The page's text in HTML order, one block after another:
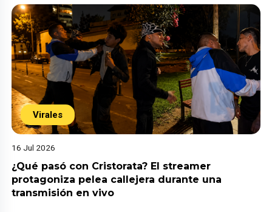
Virales
16 Jul 2026
¿Qué pasó con Cristorata? El streamer
protagoniza pelea callejera durante una
transmisión en vivo